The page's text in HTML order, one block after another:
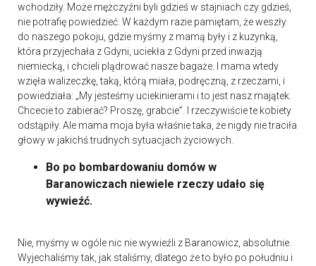
wchodziły. Może mężczyźni byli gdzieś w stajniach czy gdzieś,
nie potrafię powiedzieć. W każdym razie pamiętam, że weszły
do naszego pokoju, gdzie myśmy z mamą były i z kuzynką,
która przyjechała z Gdyni, uciekła z Gdyni przed inwazją
niemiecką, i chcieli plądrować nasze bagaże. I mama wtedy
wzięła walizeczkę, taką, którą miała, podręczną, z rzeczami, i
powiedziała: „My jesteśmy uciekinierami i to jest nasz majątek.
Chcecie to zabierać? Proszę, grabcie”. I rzeczywiście te kobiety
odstąpiły. Ale mama moja była właśnie taka, że nigdy nie traciła
głowy w jakichś trudnych sytuacjach życiowych.
Bo po bombardowaniu domów w
Baranowiczach niewiele rzeczy udało się
wywieźć.
Nie, myśmy w ogóle nic nie wywieźli z Baranowicz, absolutnie.
Wyjechaliśmy tak, jak staliśmy, dlatego że to było po południu i